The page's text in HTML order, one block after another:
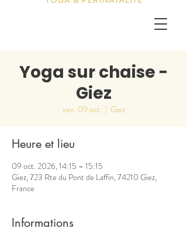
Yoga sur chaise -
Giez
ven. 09 oct.
  |
Giez
Heure et lieu
09 oct. 2026, 14:15 – 15:15
Giez, 723 Rte du Pont de Laffin, 74210 Giez,
France
Informations